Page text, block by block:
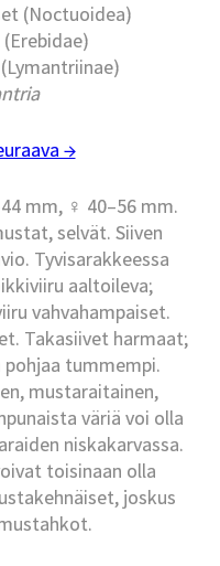
(Noctuoidea)
→
mm, ♀ 40–56 mm.
selvät. Siiven
Tyvisarakkeessa
aaltoileva;
vahvahampaiset.
Takasiivet harmaat;
pohjaa tummempi.
mustaraitainen,
väriä voi olla
niskakarvassa.
toisinaan olla
joskus